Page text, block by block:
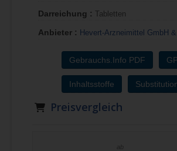
Darreichung : Tabletten
Anbieter : Hevert-Arzneimittel GmbH
Gebrauchs.Info PDF
Inhaltsstoffe
Preisvergleich
ab